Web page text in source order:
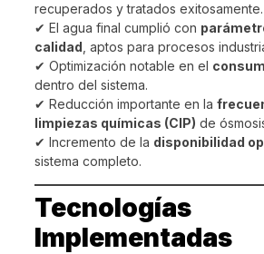
recuperados y tratados exitosamente.
✔ El agua final cumplió con
calidad , aptos para procesos
✔ Optimización notable en el
dentro del sistema.
✔ Reducción importante en la
limpiezas químicas (CIP) de
✔ Incremento de la disponibilidad
sistema completo.
Tecnologías
Implementadas